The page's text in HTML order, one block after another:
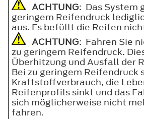
ACHTUNG: Das System
geringem Reifendruck
aus. Es befüllt die Reifen
ACHTUNG: Fahren Sie
zu geringem Reifendruck.
Überhitzung und Ausfall der
Bei zu geringem Reifendruck
Kraftstoffverbrauch, die
Reifenprofils sinkt und das
sich möglicherweise nicht
fahren.